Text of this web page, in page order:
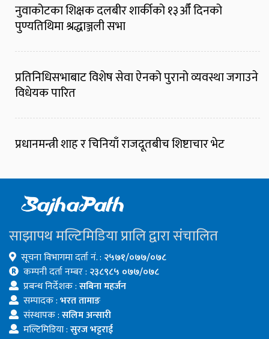
नुवाकोटका शिक्षक दलबीर शार्कीको १३औँ दिनको
पुण्यतिथिमा श्रद्धाञ्जली सभा
प्रतिनिधिसभाबाट विशेष सेवा ऐनको पुरानो व्यवस्था जगाउने
विधेयक पारित
प्रधानमन्त्री शाह र चिनियाँ राजदूतबीच शिष्टाचार भेट
साझापथ मल्टिमिडिया प्रालि द्वारा संचालित
सूचना विभागमा दर्ता नं. : २५७१/०७७/०७८
कम्पनी दर्ता नम्बर : २३८९८५ ०७७/०७८
प्रबन्ध निर्देशक :सबिना महर्जन
सम्पादक :भरत तामाङ
संस्थापक :सलिम अन्सारी
मल्टिमिडिया :सुरज भट्टराई